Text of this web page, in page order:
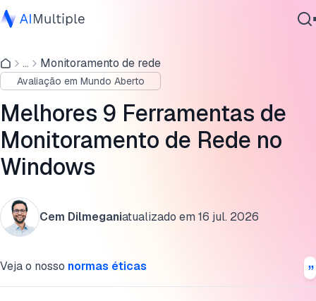
IA Agêntica
Segurança cibernética
Dados
Software Empresarial
Serviços
Contate-nos
... Monitoramento de rede
Avaliação em Mundo Aberto
Melhores 9 Ferramentas de
Monitoramento de Rede no
Windows
Cem Dilmeganiatualizado em16 jul. 2026
Veja o nosso normas éticas
1. Paessler PRTG Monitor de Rede
2. NinjaOne
3. Auvik
4. Zabbix
5. Prometheus
6. LogicMonitor
7. Monitor de Desempenho de Rede SolarWinds (NPM)